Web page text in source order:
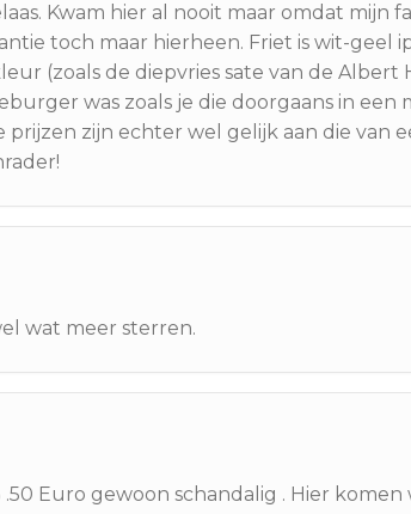
Kwam hier al nooit maar omdat mijn
toch maar hierheen. Friet is wit-geel
(zoals de diepvries sate van de Albert
was zoals je die doorgaans in een
zijn echter wel gelijk aan die van
wat meer sterren.
.50 Euro gewoon schandalig . Hier komen